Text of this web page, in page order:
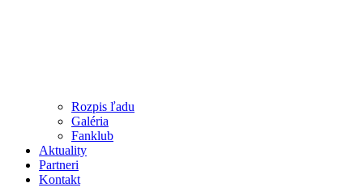
Rozpis ľadu
Galéria
Fanklub
Aktuality
Partneri
Kontakt